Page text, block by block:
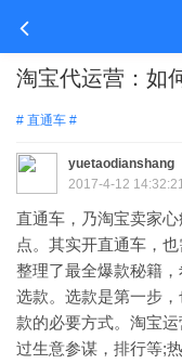
淘宝代运营：如
# 直通车 #
yuetaodianshang
2017-4-12
直通车，乃淘宝卖家
点。其实开直通车，
整理了最全爆款秘籍，
选款。选款是第一步
款的必要方式。淘宝
过生意参谋，排行等;